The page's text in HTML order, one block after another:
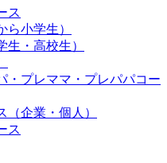
ス
ら小学生）
生・高校生）
・プレママ・プレパパコー
（企業・個人）
ス